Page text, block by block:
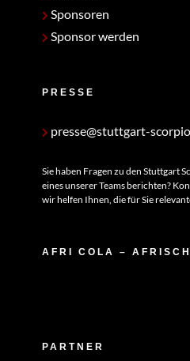
Sponsoren
Sponsor werden
PRESSE
presse@stuttgart-
Sie haben Fragen zu den Stuttgart
eines unserer Teams berichten?
wir helfen Ihnen, die für Sie
AFRI COLA –
PARTNER